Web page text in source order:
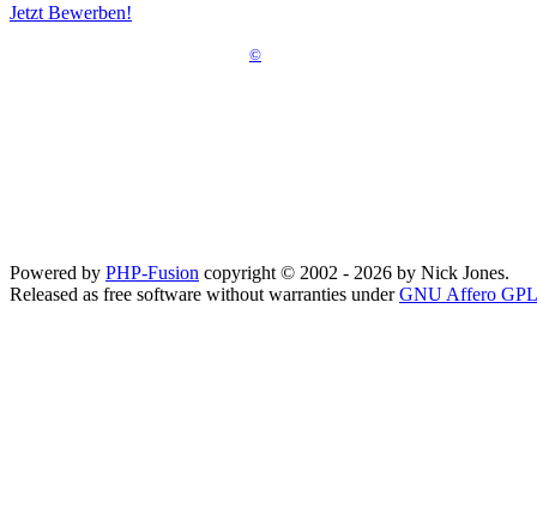
Jetzt Bewerben!
©
Powered by PHP-Fusion copyright © 2002 - 2026 by Nick Jones.
Released as free software without warranties underGNU Affero GPL